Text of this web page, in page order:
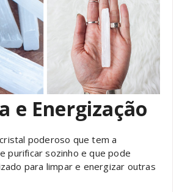
e Energização
poderoso que tem a
purificar sozinho e que pode
para limpar e energizar outras